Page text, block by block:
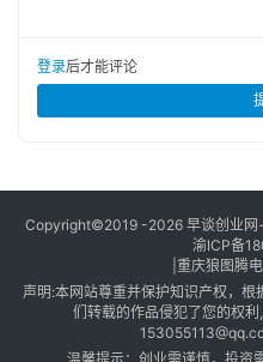
登录后才能评论
Copyright©2019 -2026 早谈创业网 -
渝ICP备
重庆狼图腾
声明:本网站尊重并保护知识产权，
们转载的作品侵犯了您的权利